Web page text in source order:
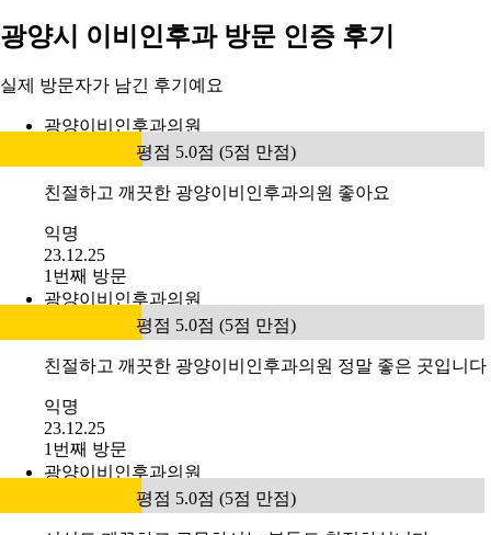
광양시 이비인후과 방문 인증 후기
실제 방문자가 남긴 후기예요
광양이비인후과의원
평점 5.0점 (5점 만점)
친절하고 깨끗한 광양이비인후과의원 좋아요
익명
23.12.25
1번째 방문
광양이비인후과의원
평점 5.0점 (5점 만점)
친절하고 깨끗한 광양이비인후과의원 정말 좋은 곳입니다
익명
23.12.25
1번째 방문
광양이비인후과의원
평점 5.0점 (5점 만점)